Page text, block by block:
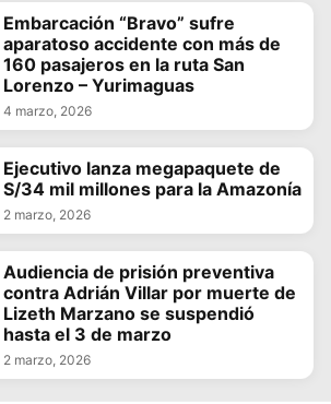
Embarcación “Bravo” sufre
aparatoso accidente con más de
160 pasajeros en la ruta San
Lorenzo – Yurimaguas
4 marzo, 2026
Ejecutivo lanza megapaquete de
S/34 mil millones para la Amazonía
2 marzo, 2026
Audiencia de prisión preventiva
contra Adrián Villar por muerte de
Lizeth Marzano se suspendió
hasta el 3 de marzo
2 marzo, 2026